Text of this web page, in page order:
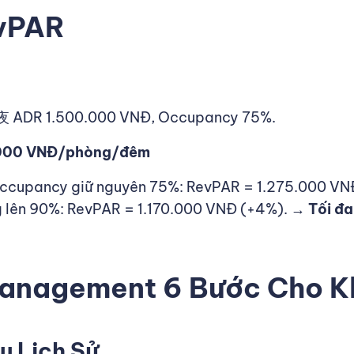
ADR 1.500.000 VNĐ, Occupancy 75%.
VNĐ/phòng/đêm
giữ nguyên 75%: RevPAR = 1.275.000
90%: RevPAR = 1.170.000 VNĐ (+4%). →Tối
6 Bước Cho